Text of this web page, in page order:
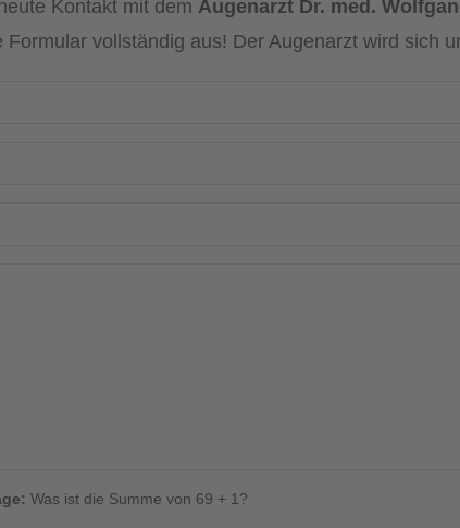
Kontakt mit dem Augenarzt Dr. med.
Formular vollständig aus! Der Augenarzt wird sich
Was ist die Summe von 69 + 1?